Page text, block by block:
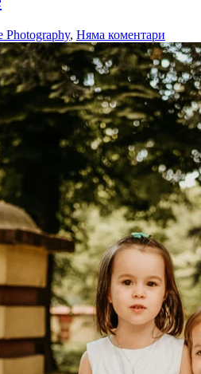
Photography, Няма коментари